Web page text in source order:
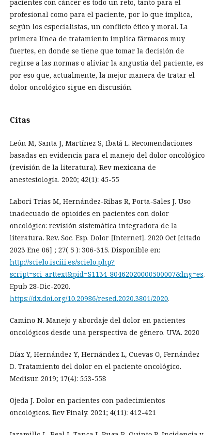
pacientes con cáncer es todo un reto, tanto para el
profesional como para el paciente, por lo que implica,
según los especialistas, un conflicto ético y moral. La
primera línea de tratamiento implica fármacos muy
fuertes, en donde se tiene que tomar la decisión de
regirse a las normas o aliviar la angustia del paciente, es
por eso que, actualmente, la mejor manera de tratar el
dolor oncológico sigue en discusión.
Citas
León M, Santa J, Martínez S, Ibatá L. Recomendaciones
basadas en evidencia para el manejo del dolor oncológico
(revisión de la literatura). Rev mexicana de
anestesiología. 2020; 42(1): 45-55
Labori Trias M, Hernández-Ribas R, Porta-Sales J. Uso
inadecuado de opioides en pacientes con dolor
oncológico: revisión sistemática integradora de la
literatura. Rev. Soc. Esp. Dolor [Internet]. 2020 Oct [citado
2023 Ene 06] ; 27( 5 ): 306-315. Disponible en:
http://scielo.isciii.es/scielo.php?
script=sci_arttext&pid=S1134-80462020000500007&lng=es.
Epub 28-Dic-2020.
https://dx.doi.org/10.20986/resed.2020.3801/2020.
Camino N. Manejo y abordaje del dolor en pacientes
oncológicos desde una perspectiva de género. UVA. 2020
Díaz Y, Hernández Y, Hernández L, Cuevas O, Fernández
D. Tratamiento del dolor en el paciente oncológico.
Medisur. 2019; 17(4): 553-558
Ojeda J. Dolor en pacientes con padecimientos
oncológicos. Rev Finaly. 2021; 4(11): 412-421